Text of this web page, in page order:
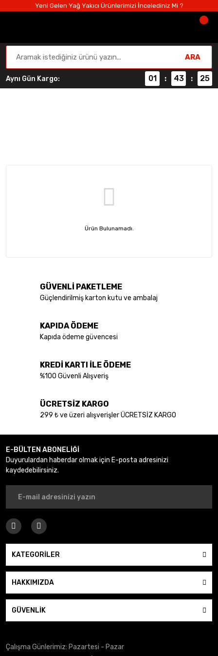
Yeni Gelen Yağ Yakıcı Ürünlerimizi İncelediniz Mi ?
ARA
Aynı Gün Kargo: 01 : 43 : 25
Ürün Bulunamadı.
GÜVENLİ PAKETLEME
Güçlendirilmiş karton kutu ve ambalaj
KAPIDA ÖDEME
Kapıda ödeme güvencesi
KREDİ KARTI İLE ÖDEME
%100 Güvenli Alışveriş
ÜCRETSİZ KARGO
299 ₺ ve üzeri alışverişler ÜCRETSİZ KARGO
E-BÜLTEN ABONELİĞİ
Duyurulardan haberdar olmak için E-posta adresinizi
kaydedebilirsiniz.
KATEGORİLER
HAKKIMIZDA
GÜVENLİK
Çalışma Günlerimiz: Pazartesi - Pazar